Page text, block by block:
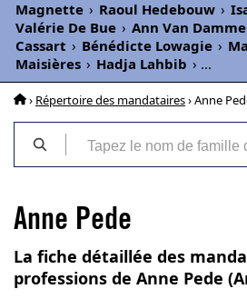
Magnette › Raoul Hedebouw ›
Valérie De Bue › Ann Van Damme
Cassart › Bénédicte Lowagie ›
Maisières › Hadja Lahbib › ...
› Répertoire des mandataires› Anne
Anne Pede
La fiche détaillée des
professions de Anne Pede